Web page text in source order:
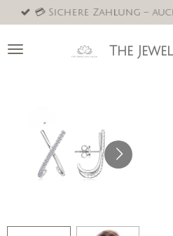
Zum
Hauptinhalt
springen
The
💳 Sichere Zahlung –